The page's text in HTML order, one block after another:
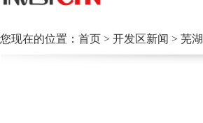
您现在的位置： 首页 > 开发区新闻 > 芜湖